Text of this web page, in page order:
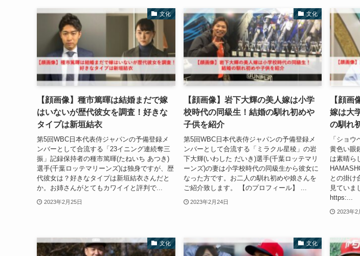
文化
【顔画像】種市篤暉は結婚まだで嫁
はいないが歴代彼女を調査！好きな
タイプは新垣結衣
第5回WBC日本代表侍ジャパンの予備登録メ
ンバーとして合流する「23イニング連続奪三
振」記録保持者の種市篤暉(たねいち あつき)
選手(千葉ロッテマリーンズ)は独身ですが、歴
代彼女は？好きなタイプは新垣結衣さんだと
か。お姉さんがとてもカワイイと評判で...
2023年2月25日
文化
【顔画像】岩下大輝の美人嫁は小学
校時代の同級生！結婚の馴れ初めや
子供を紹介
第5回WBC日本代表侍ジャパンの予備登録メ
ンバーとして合流する「ミラクル星稜」の岩
下大輝(いわした だいき)選手(千葉ロッテマリ
ーンズ)の妻は小学校時代の同級生から彼女に
なった方です。お二人の馴れ初めや娘さんを
ご紹介致します。 【のプロフィール】 ...
2023年2月24日
【顔画
嫁は大
の馴れ
「ショ
黄色い眼
は素晴ら
との掛け
見ていま
https:...
2023年2
文化 文化